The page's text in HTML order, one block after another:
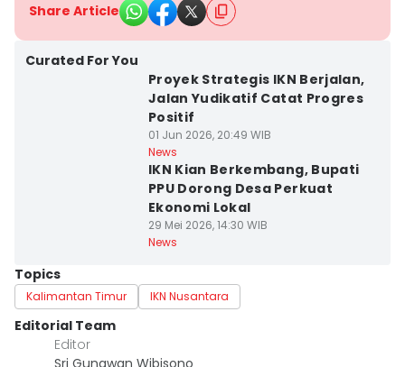
Share Article
Curated For You
Proyek Strategis IKN Berjalan,
Jalan Yudikatif Catat Progres
Positif
01 Jun 2026, 20:49 WIB
News
IKN Kian Berkembang, Bupati
PPU Dorong Desa Perkuat
Ekonomi Lokal
29 Mei 2026, 14:30 WIB
News
Topics
Kalimantan Timur IKN Nusantara
Editorial Team
Editor
Sri Gunawan Wibisono